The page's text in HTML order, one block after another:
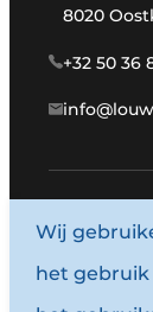
8020
+32 50 36
©
Wij
het gebruik